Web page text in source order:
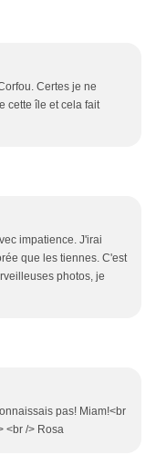
Certes je ne
cette île et cela fait
impatience. J'irai
que les tiennes. C'est
photos, je
pas! Miam!<br
<br /> Rosa